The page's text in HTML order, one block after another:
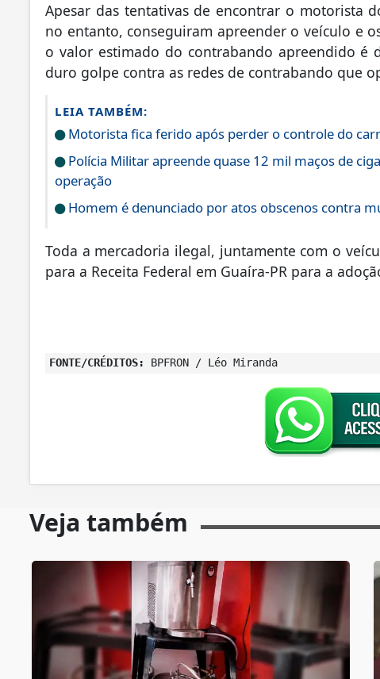
Apesar das tentativas de encontrar o motorista
no entanto, conseguiram apreender o veículo e
o valor estimado do contrabando apreendido é
duro golpe contra as redes de contrabando que
LEIA TAMBÉM:
Motorista fica ferido após perder o controle do
Polícia Militar apreende quase 12 mil maços de
operação
Homem é denunciado por atos obscenos contra
Toda a mercadoria ilegal, juntamente com o
para a Receita Federal em Guaíra-PR para a
FONTE/CRÉDITOS: BPFRON / Léo Miranda
Veja também